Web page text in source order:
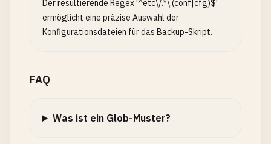
Der resultierende Regex '^etc\/.*\.(conf|cfg)$'
ermöglicht eine präzise Auswahl der
Konfigurationsdateien für das Backup-Skript.
FAQ
Was ist ein Glob-Muster?